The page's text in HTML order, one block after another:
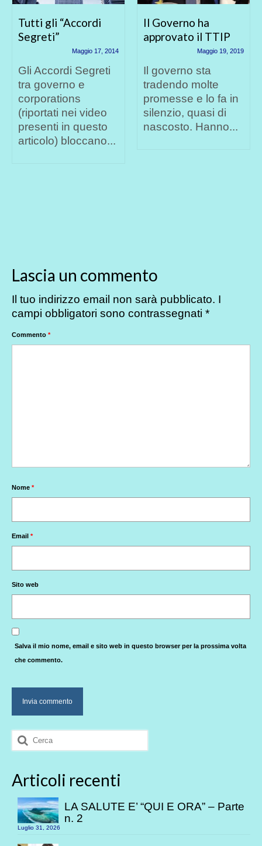
Tutti gli “Accordi
Segreti”
Maggio 17, 2014
Gli Accordi Segreti
tra governo e
corporations
(riportati nei video
presenti in questo
articolo) bloccano...
Il Governo ha
approvato il TTIP
Maggio 19, 2019
Il governo sta
tradendo molte
promesse e lo fa in
silenzio, quasi di
nascosto. Hanno...
Lascia un commento
Il tuo indirizzo email non sarà pubblicato. I
campi obbligatori sono contrassegnati *
Commento *
Nome *
Email *
Sito web
Salva il mio nome, email e sito web in questo browser per la prossima volta
che commento.
Cerca:
Articoli recenti
LA SALUTE E’ “QUI E ORA” – Parte
n. 2
Luglio 31, 2026